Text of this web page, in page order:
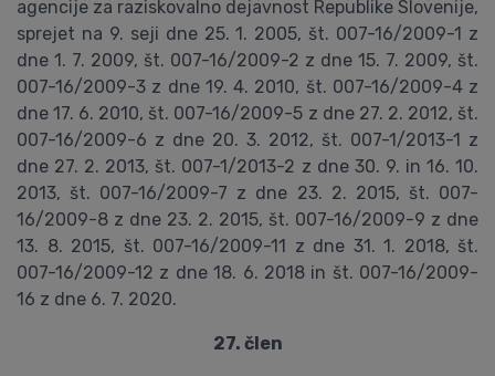
agencije za raziskovalno dejavnost Republike Slovenije,
sprejet na 9. seji dne 25. 1. 2005, št. 007-16/2009-1 z
dne 1. 7. 2009, št. 007-16/2009-2 z dne 15. 7. 2009, št.
007-16/2009-3 z dne 19. 4. 2010, št. 007-16/2009-4 z
dne 17. 6. 2010, št. 007-16/2009-5 z dne 27. 2. 2012, št.
007-16/2009-6 z dne 20. 3. 2012, št. 007-1/2013-1 z
dne 27. 2. 2013, št. 007-1/2013-2 z dne 30. 9. in 16. 10.
2013, št. 007-16/2009-7 z dne 23. 2. 2015, št. 007-
16/2009-8 z dne 23. 2. 2015, št. 007-16/2009-9 z dne
13. 8. 2015, št. 007-16/2009-11 z dne 31. 1. 2018, št.
007-16/2009-12 z dne 18. 6. 2018 in št. 007-16/2009-
16 z dne 6. 7. 2020.
27. člen